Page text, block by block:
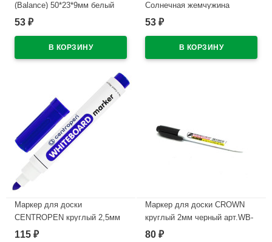
(Balance) 50*23*9мм белый
арт.34638
53 ₽
Солнечная жемчужина
(Sunpearl) 60*18мм
53 ₽
Маркер для доски
CENTROPEN круглый 2,5мм
синий арт.8559/1С/8569
115 ₽
Маркер для доски CROWN
круглый 2мм черный арт.WB-
505
80 ₽